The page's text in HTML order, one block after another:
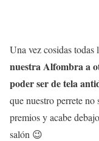
Una vez cosidas todas
nuestra Alfombra a
poder ser de tela
que nuestro perrete no
premios y acabe
salón 😉